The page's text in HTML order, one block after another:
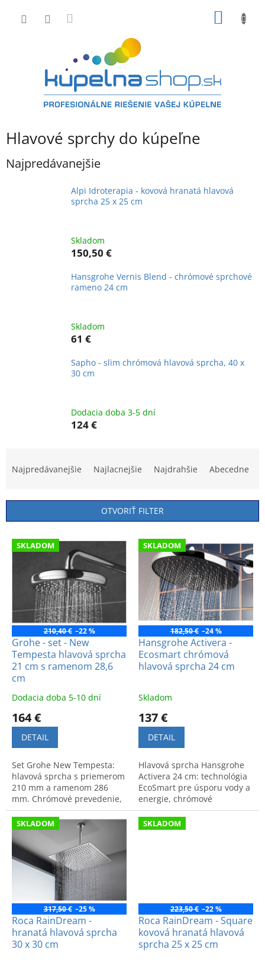
Hlavové sprchy do kúpeľne
Najpredávanejšie
Alpi Idroterapia - kovová hranatá hlavová
sprcha 25 x 25 cm
Skladom
150,50 €
Hansgrohe Vernis Blend - chrómové sprchové
rameno 24 cm
Skladom
61 €
Sapho - slim chrómová hlavová sprcha, 40 x
30 cm
Dodacia doba 3-5 dní
124 €
n
i
o
Najpredávanejšie Najlacnejšie Najdrahšie Abecedne
OTVORIŤ FILTER
V
o
u
SKLADOM
210,40 € –22 %
Grohe - set - New
Tempesta hlavová sprcha
21 cm s ramenom 28,6
cm
Dodacia doba 5-10 dní
164 €
DETAIL
Set Grohe New Tempesta:
hlavová sprcha s priemerom
210 mm a ramenom 286
mm. Chrómové prevedenie,
moderný dizajn a vysoký
komfort.
SKLADOM
182,50 € –24 %
Hansgrohe Activera -
Ecosmart chrómová
hlavová sprcha 24 cm
Skladom
137 €
DETAIL
Hlavová sprcha Hansgrohe
Activera 24 cm: technológia
EcoSmart pre úsporu vody a
energie, chrómové
prevedenie, moderný dizajn.
SKLADOM
317,50 € –25 %
Roca RainDream -
hranatá hlavová sprcha
30 x 30 cm
SKLADOM
223,50 € –22 %
Roca RainDream - Square
kovová hranatá hlavová
sprcha 25 x 25 cm